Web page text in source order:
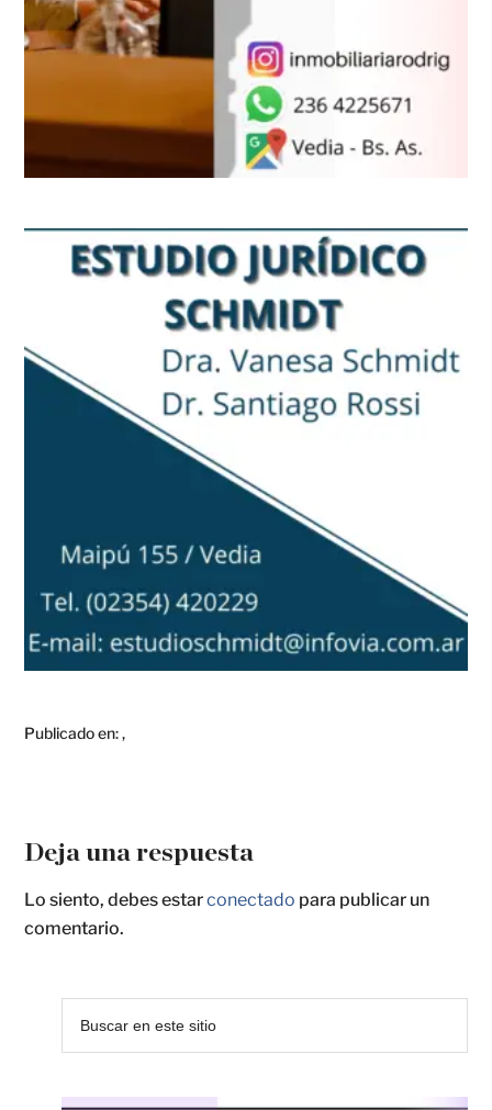
Publicado en:,
Deja una respuesta
Lo siento, debes estarconectado para publicar un
comentario.